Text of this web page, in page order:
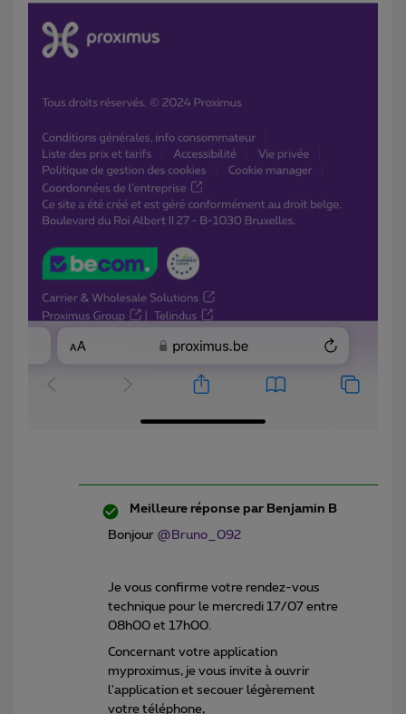
Meilleure réponse par Benjamin B
Bonjour @Bruno_092
Je vous confirme votre rendez-vous
technique pour le mercredi 17/07 entre
08h00 et 17h00.
Concernant votre application
myproximus, je vous invite à ouvrir
l'application et secouer légèrement
votre téléphone,